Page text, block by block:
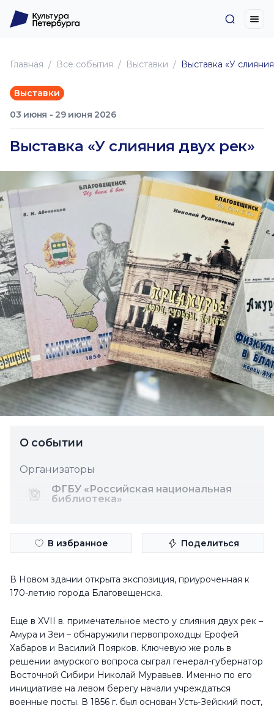
Главная Все события Выставки Выставка «У
Выставки
03 июня - 29 июня 2026
Выставка «У слияния двух рек»
О событии
Организаторы
ФГБУ «Российская национальная
библиотека»
В избранное Поделиться
В Новом здании открыта экспозиция, приуроченная к
170-летию города Благовещенска.
Еще в XVII в. примечательное место у слияния двух рек –
Амура и Зеи – обнаружили первопроходцы Ерофей
Хабаров и Василий Поярков. Ключевую же роль в
решении амурского вопроса сыграл генерал-губернатор
Восточной Сибири Николай Муравьев. Именно по его
инициативе на левом берегу начали учреждаться
военные посты. В 1856 г. был основан Усть-Зейский пост,